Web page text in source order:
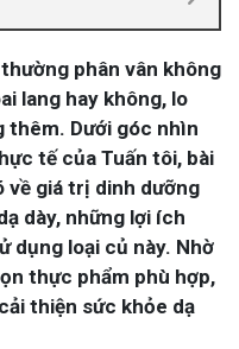
phân vân không
lang hay không, lo
thêm. Dưới góc nhìn
tế của Tuấn tôi, bài
về giá trị dinh dưỡng
dày, những lợi ích
dụng loại củ này. Nhờ
thực phẩm phù hợp,
thiện sức khỏe dạ